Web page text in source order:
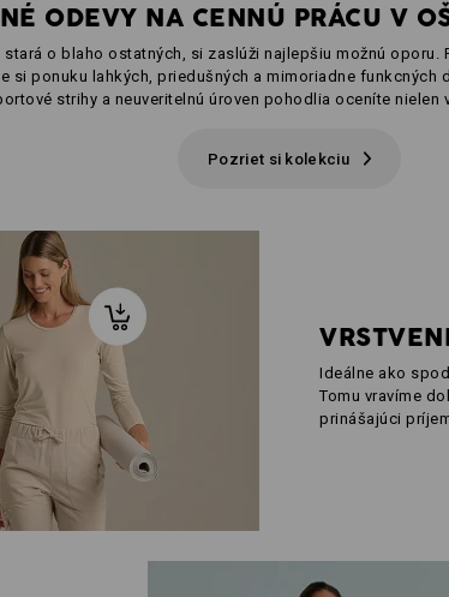
ODEVY NA CENNÚ PRÁCU V
o blaho ostatných, si zaslúži najlepšiu možnú
si ponuku lahkých, priedušných a mimoriadne
strihy a neuveritelnú úroven pohodlia oceníte
Pozriet si kolekciu
Ideálne ako
Tomu vravíme
prinášajúci